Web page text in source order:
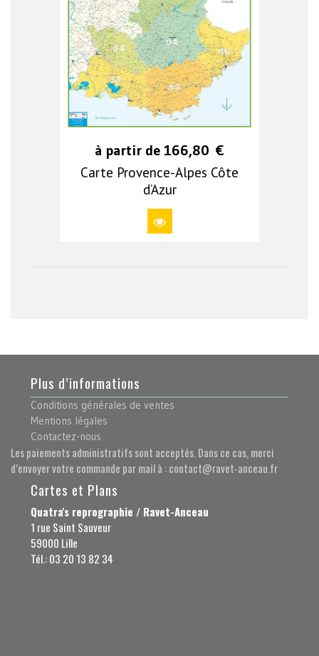
à partir de 166,80 €
Carte Provence-Alpes Côte
d’Azur
Plus d’informations
Conditions générales de ventes
Mentions légales
Contactez-nous
Les paiements administratifs sont acceptés. Dans ce cas, merci
d’envoyer votre commande par mail à : contact@ravet-anceau.fr
Cartes et Plans
Quatra's reprographie / Ravet-Anceau
1 rue Saint Sauveur
59000 Lille
Tél.: 03 20 13 82 34